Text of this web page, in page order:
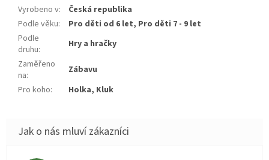
Vyrobeno v:
Česká republika
Podle věku:
Pro děti od 6 let, Pro děti 7 - 9 let
Podle
druhu:
Hry a hračky
Zaměřeno
na:
Zábavu
Pro koho: Holka, Kluk